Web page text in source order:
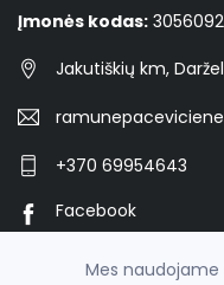
Įmonės kodas:
Jakutiškių km,
+370 69954643
Facebook
Mes